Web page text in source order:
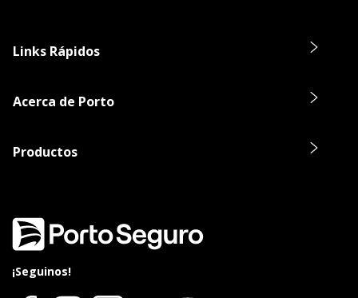
Links Rápidos
Acerca de Porto
Productos
¡Seguinos!